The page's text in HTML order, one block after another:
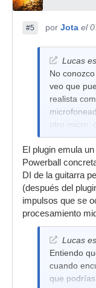
#5 por Jota el
Lucas
No
veo que
realista
otro micro,
reverb o
por ambos
ya no salga
side
El plugin emula
Powerball
DI de la guitarra
(después del
impulsos que se
procesamiento
Lucas
Entiendo
cuando
que